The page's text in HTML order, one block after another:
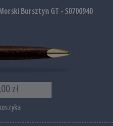
Bursztyn GT - S0700940
zł